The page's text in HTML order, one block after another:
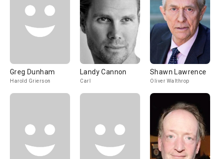
Greg Dunham
Harold Grierson
Landy Cannon
Carl
Shawn Lawrence
Oliver Walthrop